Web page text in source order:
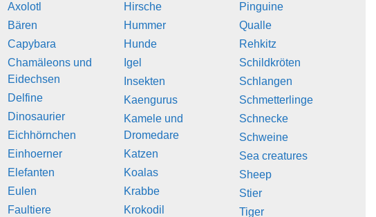
Axolotl
Bären
Capybara
Chamäleons und
Eidechsen
Delfine
Dinosaurier
Eichhörnchen
Einhoerner
Elefanten
Eulen
Faultiere
Hirsche
Hummer
Hunde
Igel
Insekten
Kaengurus
Kamele und
Dromedare
Katzen
Koalas
Krabbe
Krokodil
Pinguine
Qualle
Rehkitz
Schildkröten
Schlangen
Schmetterlinge
Schnecke
Schweine
Sea creatures
Sheep
Stier
Tiger